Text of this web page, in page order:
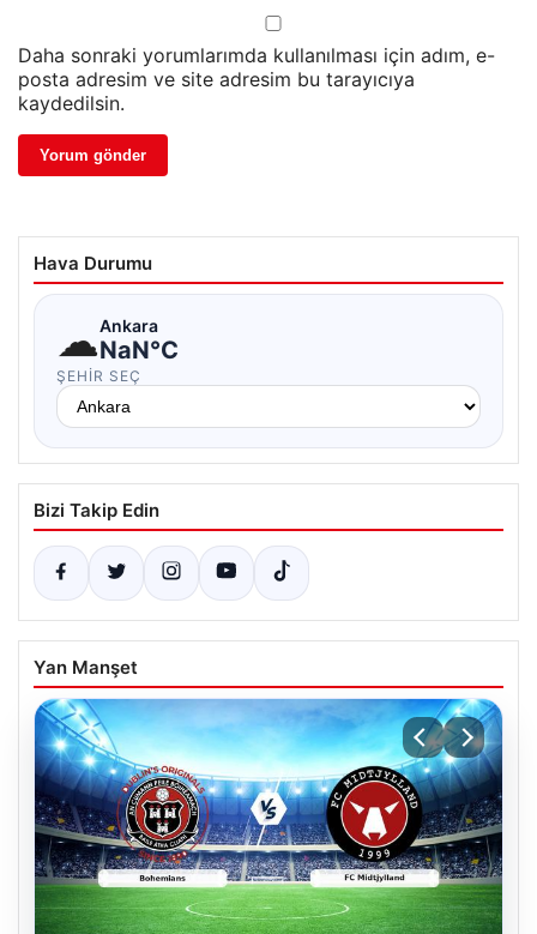
Daha sonraki yorumlarımda kullanılması için adım, e-
posta adresim ve site adresim bu tarayıcıya
kaydedilsin.
Hava Durumu
☁Ankara
NaN°C
ŞEHIR SEÇ
Bizi Takip Edin
Yan Manşet